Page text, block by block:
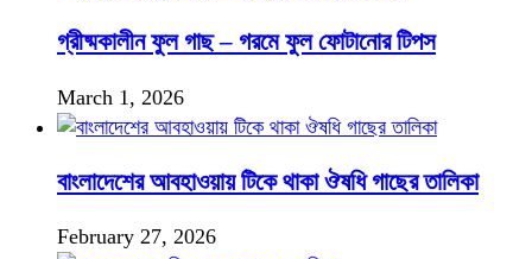
গ্রীষ্মকালীন ফুল গাছ – গরমে ফুল ফোটানোর টিপস
March 1, 2026
বাংলাদেশের আবহাওয়ায় টিকে থাকা ঔষধি গাছের তালিকা
February 27, 2026